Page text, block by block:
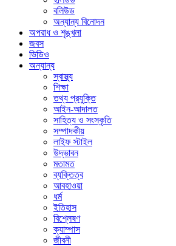
বলিউড
অন্যান্য বিনোদন
অপরাধ ও শৃঙ্খলা
জবস
ভিডিও
অন্যান্য
স্বাস্থ্য
শিক্ষা
তথ্য প্রযুক্তি
আইন-আদালত
সাহিত্য ও সংস্কৃতি
সম্পাদকীয়
লাইফ স্টাইল
উদ্ভাবন
মতামত
ব্যক্তিত্ব
আবহাওয়া
ধর্ম
ইতিহাস
বিশ্লেষণ
ক্যাম্পাস
জীবনী